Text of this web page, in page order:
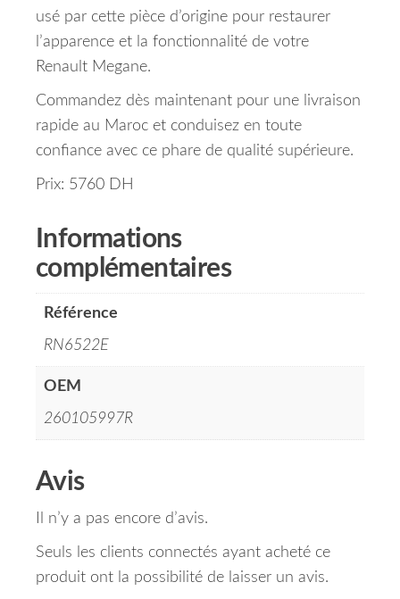
usé par cette pièce d’origine pour restaurer
l’apparence et la fonctionnalité de votre
Renault Megane.
Commandez dès maintenant pour une livraison
rapide au Maroc et conduisez en toute
confiance avec ce phare de qualité supérieure.
Prix: 5760 DH
Informations
complémentaires
Référence
RN6522E
OEM
260105997R
Avis
Il n’y a pas encore d’avis.
Seuls les clients connectés ayant acheté ce
produit ont la possibilité de laisser un avis.